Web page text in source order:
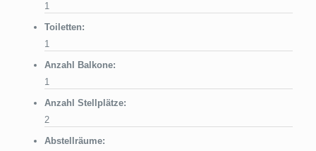
1
Toiletten:
1
Anzahl Balkone:
1
Anzahl Stellplätze:
2
Abstellräume: